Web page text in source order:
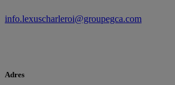
info.lexuscharleroi@groupegca.com
Adres